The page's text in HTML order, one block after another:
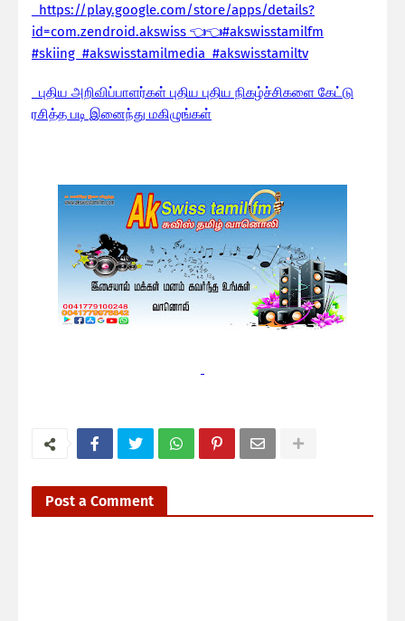
https://play.google.com/store/apps/details?
id=com.zendroid.akswiss 👈👈#akswisstamilfm
#skiing #akswisstamilmedia #akswisstamiltv
புதிய அறிவிப்பாளர்கள் புதிய புதிய நிகழ்ச்சிகளை கேட்டு
ரசித்த படி இனைந்து மகிழுங்கள்
Post a Comment